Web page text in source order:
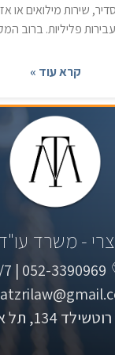
שירות מילואים או
פליליות. ברוב
קרא עוד »
- משרד
052-3390969 | 24/7​
רוטשילד 134, תל אביב